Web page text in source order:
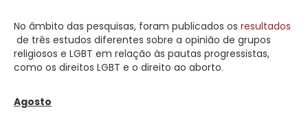
No âmbito das pesquisas, foram publicados os resultados
de três estudos diferentes sobre a opinião de grupos
religiosos e LGBT em relação às pautas progressistas,
como os direitos LGBT e o direito ao aborto.
Agosto